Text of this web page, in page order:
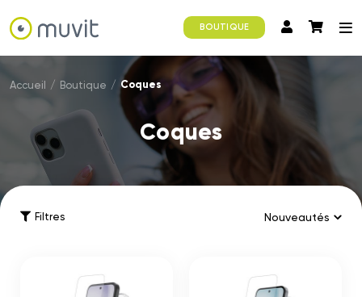
BOUTIQUE
Accueil / Boutique / Coques
Coques
Filtres